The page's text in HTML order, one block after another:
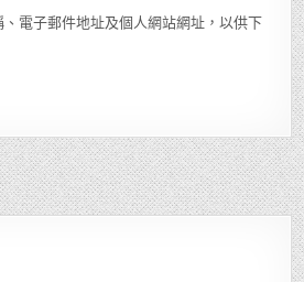
電子郵件地址及個人網站網址，以供下